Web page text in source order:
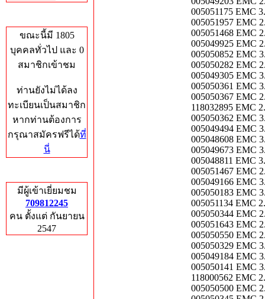
ขณะนี้มี 1805
บุคคลทั่วไป และ 0
สมาชิกเข้าชม
ท่านยังไม่ได้ลง
ทะเบียนเป็นสมาชิก
หากท่านต้องการ
กรุณาสมัครฟรีได้ที่
นี่
มีผู้เข้าเยี่ยมชม
709812245
คน ตั้งแต่ กันยายน
2547
005051175 EMC
005051957 EMC
005051468 EMC
005049925 EMC
005050852 EMC
005050282 EMC
005049305 EMC
005050361 EMC
005050367 EMC
118032895 EMC
005050362 EMC
005049494 EMC
005048608 EMC
005049673 EMC
005048811 EMC
005051467 EMC
005049166 EMC
005050183 EMC
005051134 EMC
005050344 EMC
005051643 EMC
005050550 EMC
005050329 EMC
005049184 EMC
005050141 EMC
118000562 EMC
005050500 EMC